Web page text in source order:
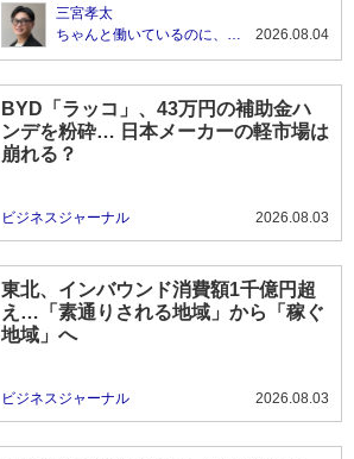
三宮孝太
ちゃんと働いているのに、なぜかずっとしんどい
2026.08.04
BYD「ラッコ」、43万円の補助金ハ
ンデを粉砕… 日本メーカーの軽市場は
崩れる？
ビジネスジャーナル 2026.08.03
東北、インバウンド消費額1千億円超
え…「素通りされる地域」から「稼ぐ
地域」へ
ビジネスジャーナル 2026.08.03